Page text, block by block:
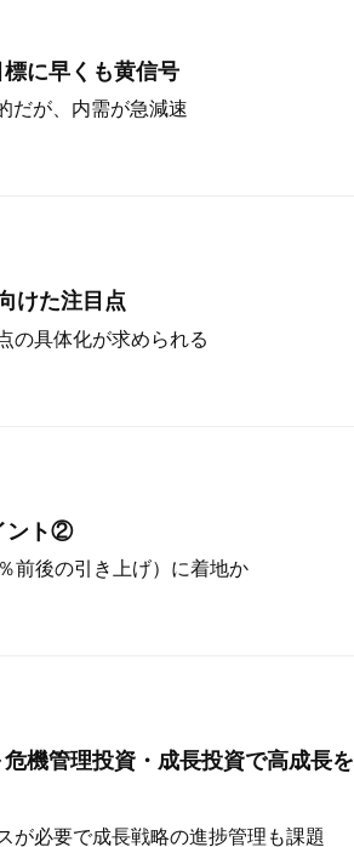
に早くも黄信号
だが、内需が急減速
けた注目点
の具体化が求められる
ント②
前後の引き上げ）に着地か
機管理投資・成長投資で高成長を
が必要で成長戦略の進捗管理も課題